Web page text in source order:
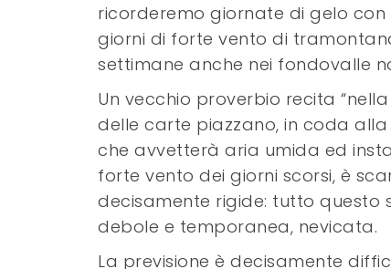
ricorderemo giornate di gelo con
giorni di forte vento di
settimane anche nei fondovalle
Un vecchio proverbio recita
delle carte piazzano, in coda
che avvetterà aria umida ed
forte vento dei giorni scorsi, è
decisamente rigide: tutto
debole e temporanea, nevicata.
La previsione è decisamente